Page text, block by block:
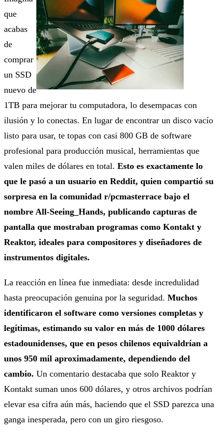
que
acabas
de
comprar
un SSD
nuevo de
1TB para mejorar tu computadora, lo desempacas con
ilusión y lo conectas. En lugar de encontrar un disco vacío
listo para usar, te topas con casi 800 GB de software
profesional para producción musical, herramientas que
valen miles de dólares en total. Esto es exactamente lo
que le pasó a un usuario en Reddit, quien compartió su
sorpresa en la comunidad r/pcmasterrace bajo el
nombre All-Seeing_Hands, publicando capturas de
pantalla que mostraban programas como Kontakt y
Reaktor, ideales para compositores y diseñadores de
instrumentos digitales.
La reacción en línea fue inmediata: desde incredulidad
hasta preocupación genuina por la seguridad. Muchos
identificaron el software como versiones completas y
legítimas, estimando su valor en más de 1000 dólares
estadounidenses, que en pesos chilenos equivaldrían a
unos 950 mil aproximadamente, dependiendo del
cambio. Un comentario destacaba que solo Reaktor y
Kontakt suman unos 600 dólares, y otros archivos podrían
elevar esa cifra aún más, haciendo que el SSD parezca una
ganga inesperada, pero con un giro riesgoso.